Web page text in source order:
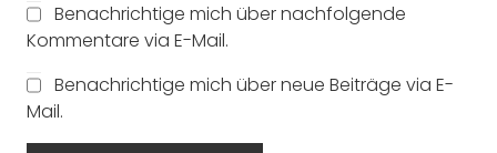
Benachrichtige mich über nachfolgende
Kommentare via E-Mail.
Benachrichtige mich über neue Beiträge via E-
Mail.